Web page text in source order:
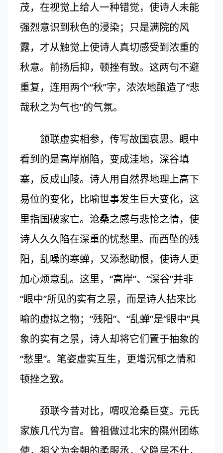
茂，在视觉上给人一种错觉，使诗人未能
强烈意识到秋色的浸染；只是满院的风
露，才从触觉上使诗人真切感受到浓重的
秋意。前扬后抑，顿挫有致。这两句不避
重复，连用两个“秋”字，浓浓地酿造了“悲
哉秋之为气也”的气氛。
颔联虚实相参，传写故国哀思。眼中
看到的是高岸崩陷，变成洼地，深谷填
塞，反成山陵。诗人用自然界地理上高下
易位的变化，比喻世事发生巨大变化，这
里指国破家亡。沧桑之感与悲怆之情，使
诗人久久陷在深重的忧愁里。而西坠的残
阳，乱噪的寒蝉，又添愁助恨，使诗人更
加心烦意乱。这里，“高岸”、“深谷”并非
“眼中”所见的实有之景，而是诗人拈来比
喻的虚拟之物；“残阳”、“乱蝉”是“眼中”具
象的实有之景，诗人却将它们置于抽象的
“愁里”。笔姿虚实互生，更增沉郁之情和
顿挫之致。
颈联今昔对比，喟叹沧桑巨变。元氏
家族几代为官。曾祖做过北宋的隰州团练